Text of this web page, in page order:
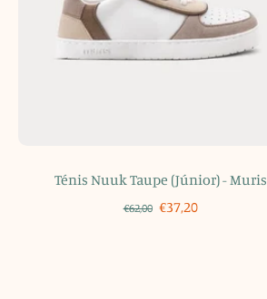
Ténis Nuuk Taupe (Júnior) - Muris
€62,00 €37,20